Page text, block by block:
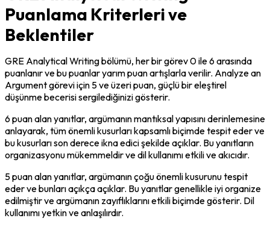
Puanlama Kriterleri ve
Beklentiler
GRE Analytical Writing bölümü, her bir görev 0 ile 6 arasında
puanlanır ve bu puanlar yarım puan artışlarla verilir. Analyze an
Argument görevi için 5 ve üzeri puan, güçlü bir eleştirel
düşünme becerisi sergilediğinizi gösterir.
6 puan alan yanıtlar, argümanın mantıksal yapısını derinlemesine
anlayarak, tüm önemli kusurları kapsamlı biçimde tespit eder ve
bu kusurları son derece ikna edici şekilde açıklar. Bu yanıtların
organizasyonu mükemmeldir ve dil kullanımı etkili ve akıcıdır.
5 puan alan yanıtlar, argümanın çoğu önemli kusurunu tespit
eder ve bunları açıkça açıklar. Bu yanıtlar genellikle iyi organize
edilmiştir ve argümanın zayıflıklarını etkili biçimde gösterir. Dil
kullanımı yetkin ve anlaşılırdır.